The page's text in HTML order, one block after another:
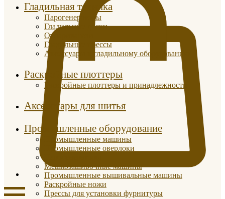
Гладильная техника
Парогенераторы
Гладильные доски
Отпариватели
Гладильные прессы
Аксессуары к гладильному оборудованию
Раскройные плоттеры
Раскройные плоттеры и принадлежности
Аксессуары для шитья
Промышленные оборудование
Промышленные машины
Промышленные оверлоки
Мешкозашивочные машины
Промышленные вышивальные машины
Раскройные ножи
Прессы для установки фурнитуры